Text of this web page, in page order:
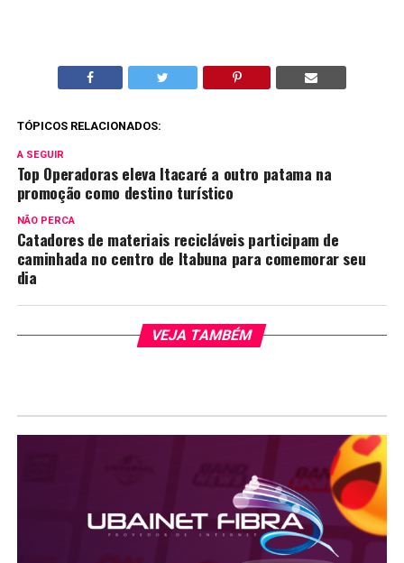
TÓPICOS RELACIONADOS:
A SEGUIR
Top Operadoras eleva Itacaré a outro patama na
promoção como destino turístico
NÃO PERCA
Catadores de materiais recicláveis participam de
caminhada no centro de Itabuna para comemorar seu
dia
VEJA TAMBÉM